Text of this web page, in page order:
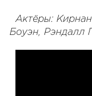
Актёры:
Боуэн, Рэндалл